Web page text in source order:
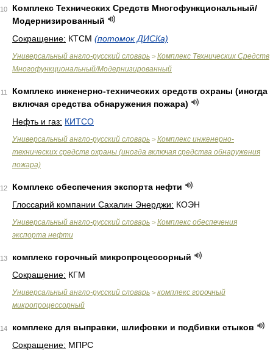
10
Комплекс Технических Средств Многофункциональный/
Модернизированный
Сокращение: КТСМ (потомок ДИСКа)
Универсальный англо-русский словарь > Комплекс Технических Средств
Многофункциональный/Модернизированный
11
Комплекс инженерно-технических средств охраны (иногда
включая средства обнаружения пожара)
Нефть и газ: КИТСО
Универсальный англо-русский словарь > Комплекс инженерно-
технических средств охраны (иногда включая средства обнаружения
пожара)
12
Комплекс обеспечения экспорта нефти
Глоссарий компании Сахалин Энерджи: КОЭН
Универсальный англо-русский словарь > Комплекс обеспечения
экспорта нефти
13
комплекс горочный микропроцессорный
Сокращение: КГМ
Универсальный англо-русский словарь > комплекс горочный
микропроцессорный
14
комплекс для выправки, шлифовки и подбивки стыков
Сокращение: МПРС